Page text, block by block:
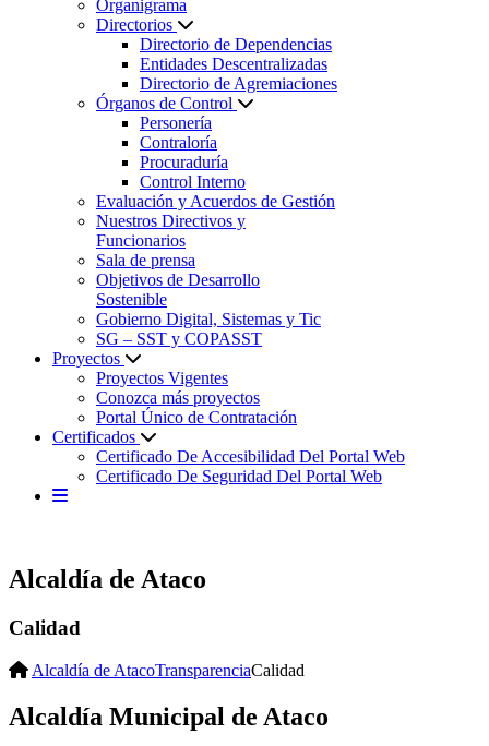
Organigrama
Directorios
Directorio de Dependencias
Entidades Descentralizadas
Directorio de Agremiaciones
Órganos de Control
Personería
Contraloría
Procuraduría
Control Interno
Evaluación y Acuerdos de Gestión
Nuestros Directivos y
Funcionarios
Sala de prensa
Objetivos de Desarrollo
Sostenible
Gobierno Digital, Sistemas y Tic
SG – SST y COPASST
Proyectos
Proyectos Vigentes
Conozca más proyectos
Portal Único de Contratación
Certificados
Certificado De Accesibilidad Del Portal Web
Certificado De Seguridad Del Portal Web
Alcaldía de Ataco
Calidad
Alcaldía de AtacoTransparenciaCalidad
Alcaldía Municipal de Ataco